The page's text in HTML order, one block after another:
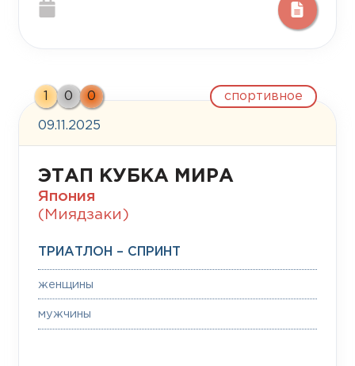
09.11.2025
спортивное
0 0
ЭТАП КУБКА МИРА
Япония
(Миядзаки)
ТРИАТЛОН – СПРИНТ
женщины
мужчины